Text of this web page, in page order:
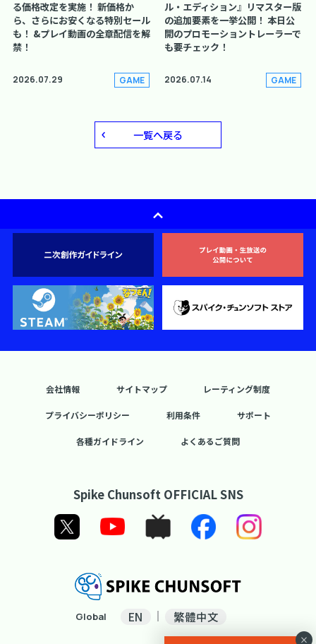
る価格改定を実施！ 新価格か
ら、さらにお安くなる特別セール
も！ &プレイ動画の全章配信を解
禁！
2026.07.29 GAME
ル・エディション』リマスター版
の追加要素を一挙公開！ 本日公
開のプロモーショントレーラーで
も要チェック！
2026.07.14 GAME
一覧へ戻る
会社情報 サイトマップ レーティング制度
プライバシーポリシー 利用条件 サポート
各種ガイドライン よくあるご質問
Spike Chunsoft OFFICIAL SNS
Global EN 繁體中文
×